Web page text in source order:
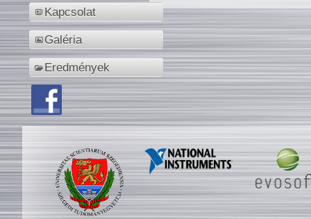
Kapcsolat
Galéria
Eredmények